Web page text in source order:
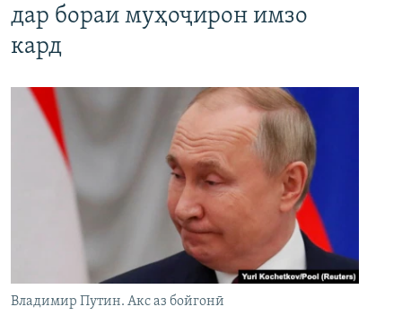
дар бораи муҳоҷирон имзо
кард
Владимир Путин. Акс аз бойгонӣ